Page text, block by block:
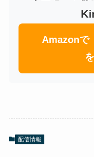
Amazonで
配信情報